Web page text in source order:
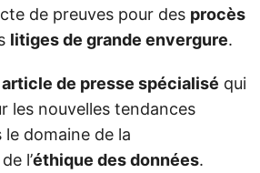
de preuves pour des procès
litiges de grande envergure.
article de presse spécialisé qui
les nouvelles tendances
domaine de la
l’éthique des données.